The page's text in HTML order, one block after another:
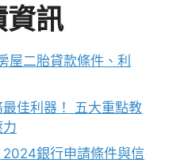
資訊
屋二胎貸款條件、利
佳利器！ 五大重點教
銀行申請條件與信